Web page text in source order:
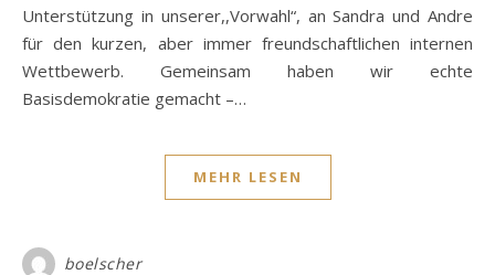
Unterstützung in unserer,,Vorwahl“, an Sandra und Andre
für den kurzen, aber immer freundschaftlichen internen
Wettbewerb. Gemeinsam haben wir echte
Basisdemokratie gemacht –…
MEHR LESEN
boelscher